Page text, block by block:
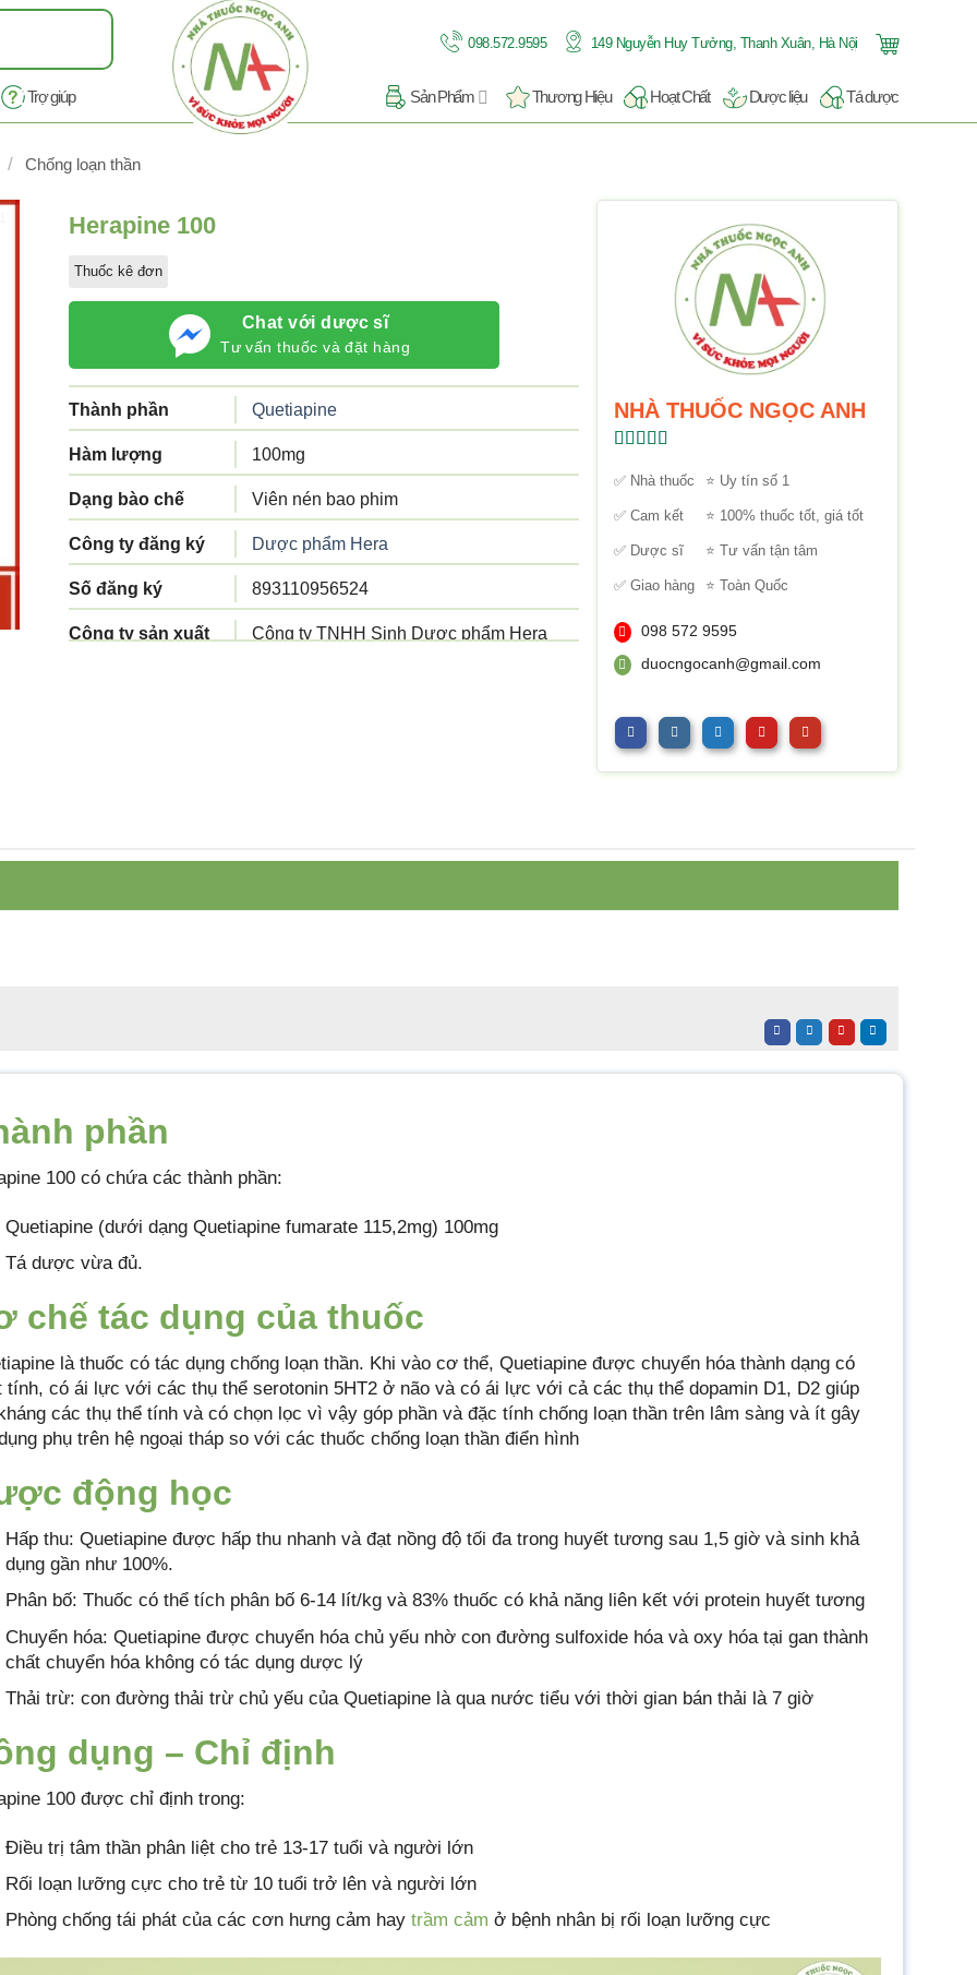
098.572.9595 149 Nguyễn Huy Tưởng, Thanh Xuân, Hà Nội
Trợ giúp Sản Phẩm Thương Hiệu Hoạt Chất Dược liệu Tá dược
/ Chống loạn thần
Chat với dược sĩ
Tư vấn thuốc và đặt hàng
Herapine 100
Thuốc kê đơn
Thành phần Quetiapine
Hàm lượng 100mg
Dạng bào chế Viên nén bao phim
Công ty đăng ký Dược phẩm Hera
Số đăng ký 893110956524
Công ty sản xuất Công ty TNHH Sinh Dược phẩm Hera
NHÀ THUỐC NGỌC ANH
hạng5.005
✅ Nhà thuốc ⭐ Uy tín số 1
✅ Cam kết ⭐ 100% thuốc tốt, giá tốt
✅ Dược sĩ ⭐ Tư vấn tận tâm
✅ Giao hàng ⭐ Toàn Quốc
098 572 9595
duocngocanh@gmail.com
phần
100 có chứa các thành phần:
Quetiapine (dưới dạng Quetiapine fumarate 115,2mg) 100mg
Tá dược vừa đủ.
chế tác dụng của thuốc
là thuốc có tác dụng chống loạn thần. Khi vào cơ thể, Quetiapine được chuyển hóa thành dạng có
tính, có ái lực với các thụ thể serotonin 5HT2 ở não và có ái lực với cả các thụ thể dopamin D1, D2 giúp
các thụ thể tính và có chọn lọc vì vậy góp phần và đặc tính chống loạn thần trên lâm sàng và ít gây
phụ trên hệ ngoại tháp so với các thuốc chống loạn thần điển hình
động học
Hấp thu: Quetiapine được hấp thu nhanh và đạt nồng độ tối đa trong huyết tương sau 1,5 giờ và sinh khả
dụng gần như 100%.
Phân bố: Thuốc có thể tích phân bố 6-14 lít/kg và 83% thuốc có khả năng liên kết với protein huyết tương
Chuyển hóa: Quetiapine được chuyển hóa chủ yếu nhờ con đường sulfoxide hóa và oxy hóa tại gan thành
chất chuyển hóa không có tác dụng dược lý
Thải trừ: con đường thải trừ chủ yếu của Quetiapine là qua nước tiểu với thời gian bán thải là 7 giờ
dụng – Chỉ định
100 được chỉ định trong:
Điều trị tâm thần phân liệt cho trẻ 13-17 tuổi và người lớn
Rối loạn lưỡng cực cho trẻ từ 10 tuổi trở lên và người lớn
Phòng chống tái phát của các cơn hưng cảm hay trầm cảm ở bệnh nhân bị rối loạn lưỡng cực